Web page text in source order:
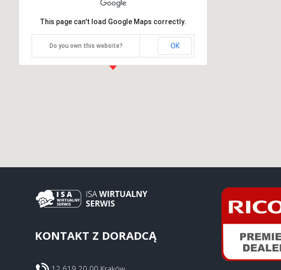
This page can't load Google Maps correctly.
Do you own this website? OK
KONTAKT Z DORADCĄ